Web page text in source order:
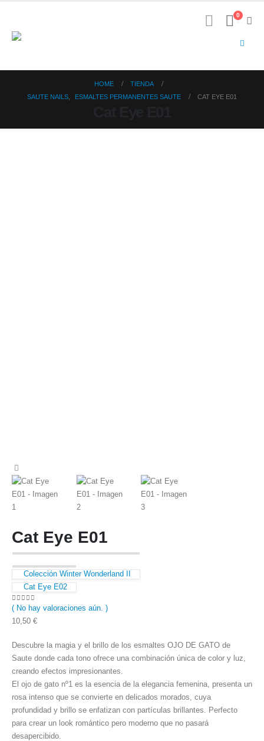
0
HOME
TIENDA
SAUTE NAILS
ESMALTES PERMANENTES SAUTE CAT EYE E01
Cat Eye E01
Colección Winter Wonderland II
Cat Eye E02
0 out of 5
( No hay valoraciones aún. )
10,50 €
Descubre la magia y el brillo de los esmaltes OJO DE GATO de
Saute donde cada tono ofrece una combinación única de color y luz,
creando efectos impresionantes.
El ojo de gato nº1 es la esencia de la elegancia femenina, presenta un
rosa intenso que se convierte en delicados morados, cuya
profundidad y brillo se enfatizan con partículas brillantes. Perfecto
para crear un look romántico pero moderno que no pasará
desapercibido.